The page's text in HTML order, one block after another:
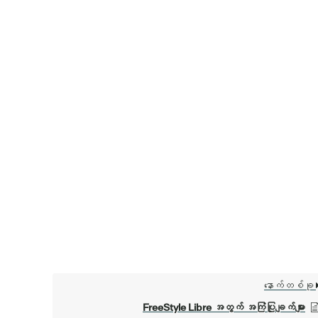
နောက်တစ်ခု
FreeStyle Libre အတွက် အကြံပြုချက်များ